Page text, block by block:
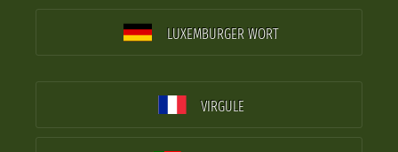
LUXEMBURGER WORT
VIRGULE